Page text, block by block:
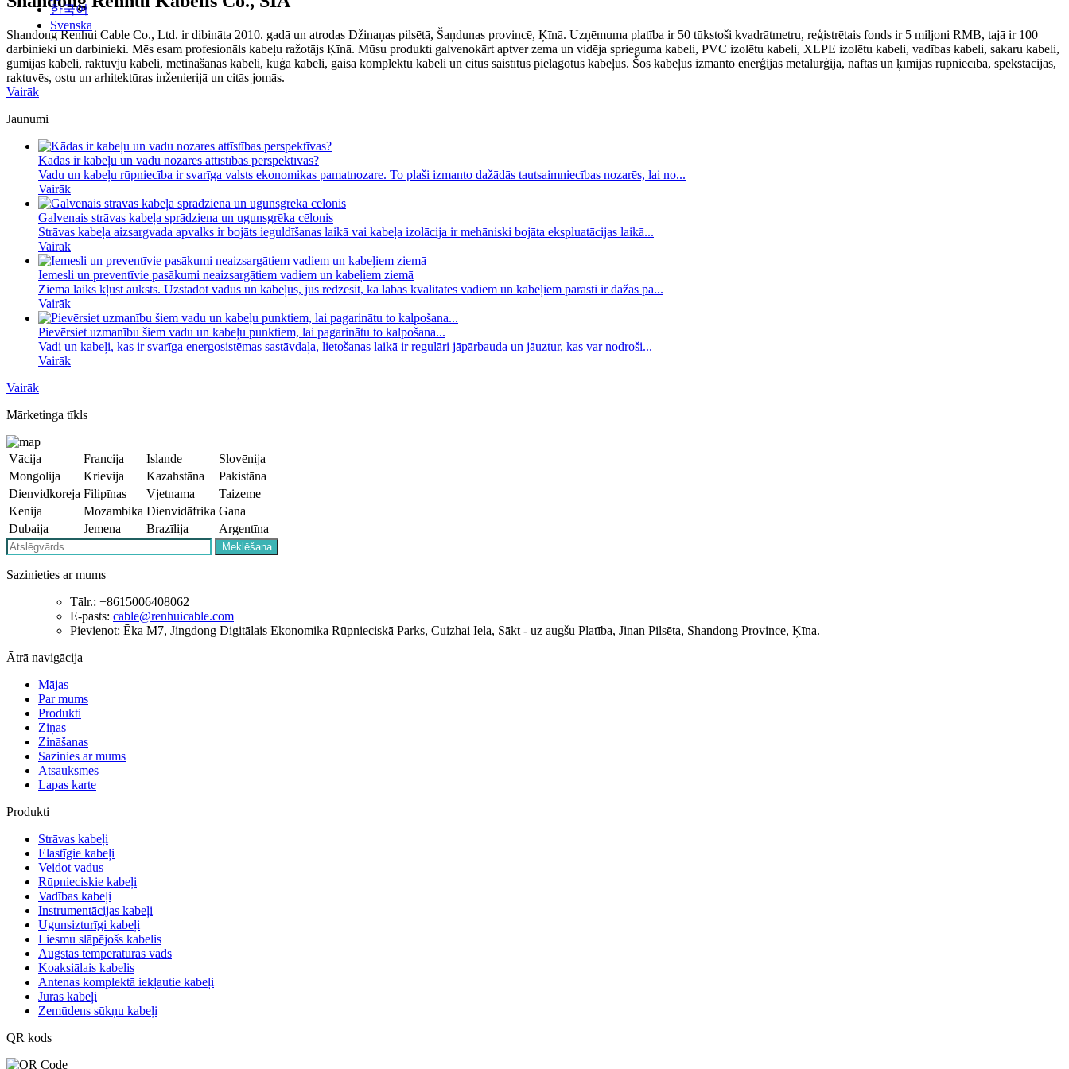
한국어
Svenska
Shandong Renhui Cable Co., Ltd. ir dibināta 2010. gadā un atrodas Džinaņas pilsētā, Šaņdunas provincē, Ķīnā. Uzņēmuma platība ir 50 tūkstoši kvadrātmetru, reģistrētais fonds ir 5 miljoni RMB, tajā ir 100
darbinieki un darbinieki. Mēs esam profesionāls kabeļu ražotājs Ķīnā. Mūsu produkti galvenokārt aptver zema un vidēja sprieguma kabeli, PVC izolētu kabeli, XLPE izolētu kabeli, vadības kabeli, sakaru kabeli,
gumijas kabeli, raktuvju kabeli, metināšanas kabeli, kuģa kabeli, gaisa komplektu kabeli un citus saistītus pielāgotus kabeļus. Šos kabeļus izmanto enerģijas metalurģijā, naftas un ķīmijas rūpniecībā, spēkstacijās,
raktuvēs, ostu un arhitektūras inženierijā un citās jomās.
Vairāk
Jaunumi
Kādas ir kabeļu un vadu nozares attīstības perspektīvas?
Vadu un kabeļu rūpniecība ir svarīga valsts ekonomikas pamatnozare. To plaši izmanto dažādās tautsaimniecības nozarēs, lai no...
Vairāk
Galvenais strāvas kabeļa sprādziena un ugunsgrēka cēlonis
Strāvas kabeļa aizsargvada apvalks ir bojāts ieguldīšanas laikā vai kabeļa izolācija ir mehāniski bojāta ekspluatācijas laikā...
Vairāk
Iemesli un preventīvie pasākumi neaizsargātiem vadiem un kabeļiem ziemā
Ziemā laiks kļūst auksts. Uzstādot vadus un kabeļus, jūs redzēsit, ka labas kvalitātes vadiem un kabeļiem parasti ir dažas pa...
Vairāk
Pievērsiet uzmanību šiem vadu un kabeļu punktiem, lai pagarinātu to kalpošana...
Vadi un kabeļi, kas ir svarīga energosistēmas sastāvdaļa, lietošanas laikā ir regulāri jāpārbauda un jāuztur, kas var nodroši...
Vairāk
Vairāk
Mārketinga tīkls
Vācija Francija Islande
Slovēnija
Mongolija
Krievija Kazahstāna
Pakistāna
Dienvidkoreja Filipīnas Vjetnama
Taizeme
Kenija
Mozambika Dienvidāfrika Gana
Dubaija
Jemena Brazīlija Argentīna
Sazinieties ar mums
Tālr.: +8615006408062
E-pasts: cable@renhuicable.com
Pievienot: Ēka M7, Jingdong Digitālais Ekonomika Rūpnieciskā Parks, Cuizhai Iela, Sākt - uz augšu Platība, Jinan Pilsēta, Shandong Province, Ķīna.
Ātrā navigācija
Mājas
Par mums
Produkti
Ziņas
Zināšanas
Sazinies ar mums
Atsauksmes
Lapas karte
Produkti
Strāvas kabeļi
Elastīgie kabeļi
Veidot vadus
Rūpnieciskie kabeļi
Vadības kabeļi
Instrumentācijas kabeļi
Ugunsizturīgi kabeļi
Liesmu slāpējošs kabelis
Augstas temperatūras vads
Koaksiālais kabelis
Antenas komplektā iekļautie kabeļi
Jūras kabeļi
Zemūdens sūkņu kabeļi
QR kods